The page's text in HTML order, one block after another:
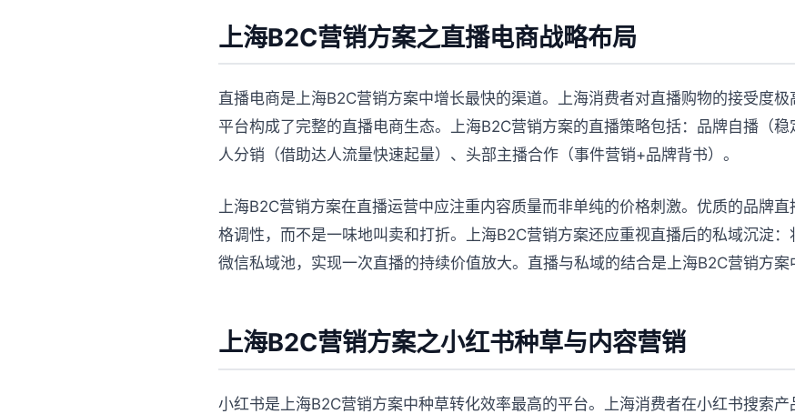
上海B2C营销方案之直播电商战略布局
直播电商是上海B2C营销方案中增长最快的渠道。上海消费者对直播购物的接受度
平台构成了完整的直播电商生态。上海B2C营销方案的直播策略包括：品牌自播（
人分销（借助达人流量快速起量）、头部主播合作（事件营销+品牌背书）。
上海B2C营销方案在直播运营中应注重内容质量而非单纯的价格刺激。优质的品牌
格调性，而不是一味地叫卖和打折。上海B2C营销方案还应重视直播后的私域沉淀
微信私域池，实现一次直播的持续价值放大。直播与私域的结合是上海B2C营销方案
上海B2C营销方案之小红书种草与内容营销
小红书是上海B2C营销方案中种草转化效率最高的平台。上海消费者在小红书搜索产